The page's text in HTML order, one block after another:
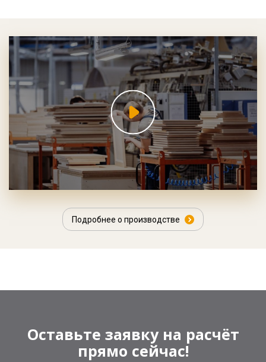
Подробнее о производстве
Оставьте заявку на расчёт
прямо сейчас!